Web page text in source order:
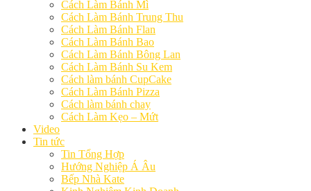
Cách Làm Bánh Mì
Cách Làm Bánh Trung Thu
Cách Làm Bánh Flan
Cách Làm Bánh Bao
Cách Làm Bánh Bông Lan
Cách Làm Bánh Su Kem
Cách làm bánh CupCake
Cách Làm Bánh Pizza
Cách làm bánh chay
Cách Làm Kẹo – Mứt
Video
Tin tức
Tin Tổng Hợp
Hướng Nghiệp Á Âu
Bếp Nhà Kate